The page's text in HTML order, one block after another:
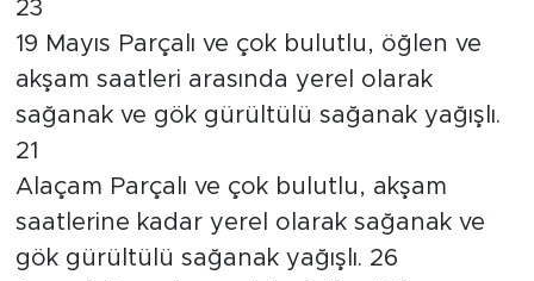
23
19 Mayıs Parçalı ve çok bulutlu, öğlen ve
akşam saatleri arasında yerel olarak
sağanak ve gök gürültülü sağanak yağışlı.
21
Alaçam Parçalı ve çok bulutlu, akşam
saatlerine kadar yerel olarak sağanak ve
gök gürültülü sağanak yağışlı. 26